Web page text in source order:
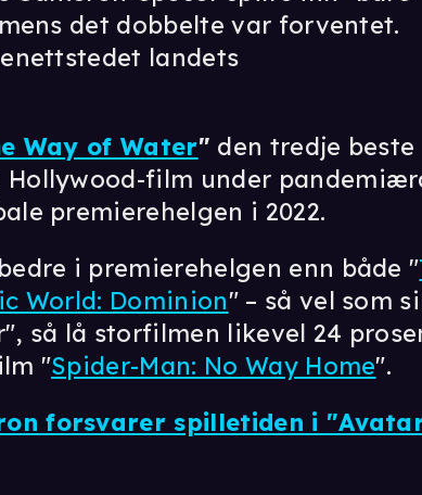
det dobbelte var forventet.
landets
Way of Water" den tredje beste
film under
premierehelgen i 2022.
i premierehelgen enn både "
World: Dominion" – så vel som
så lå storfilmen likevel 24
"Spider-Man: No Way Home".
forsvarer spilletiden i